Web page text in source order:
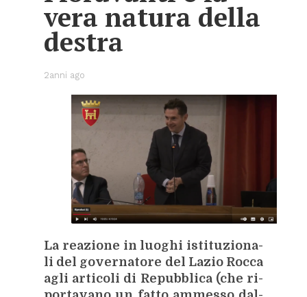
vera na­tu­ra del­la
de­stra
2anni ago
La rea­zio­ne in luo­ghi isti­tu­zio­na­
li del go­ver­na­to­re del La­zio Roc­ca
agli ar­ti­co­li di Re­pub­bli­ca (che ri­